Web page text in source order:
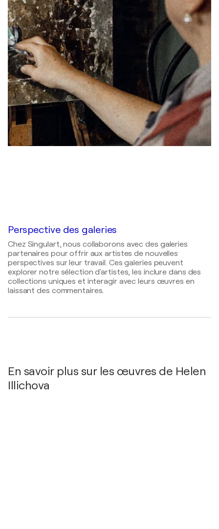
Perspective des galeries
Chez Singulart, nous collaborons avec des galeries
partenaires pour offrir aux artistes de nouvelles
perspectives sur leur travail. Ces galeries peuvent
explorer notre sélection d'artistes, les inclure dans des
collections uniques et interagir avec leurs œuvres en
laissant des commentaires.
En savoir plus sur les œuvres de Helen
Illichova